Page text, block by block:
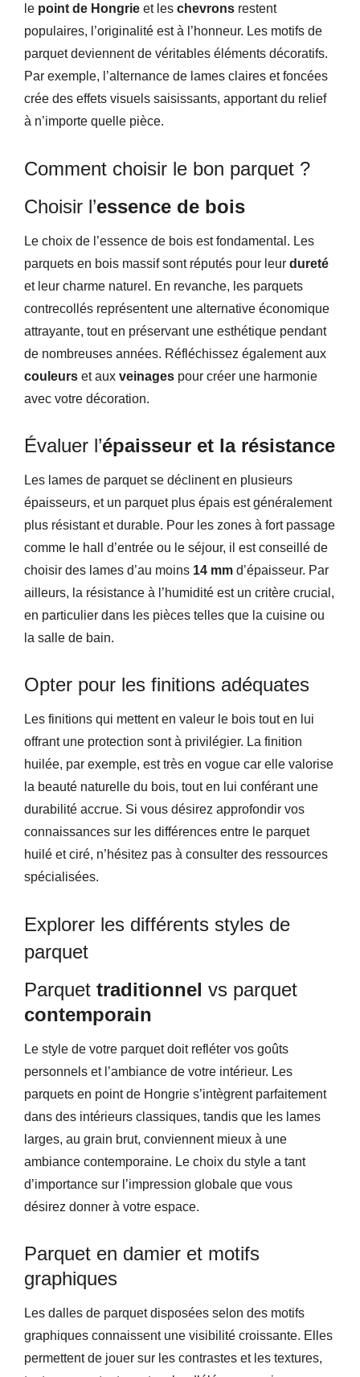
le point de Hongrie et les chevrons restent
populaires, l’originalité est à l’honneur. Les motifs de
parquet deviennent de véritables éléments décoratifs.
Par exemple, l’alternance de lames claires et foncées
crée des effets visuels saisissants, apportant du relief
à n’importe quelle pièce.
Comment choisir le bon parquet ?
Choisir l’essence de bois
Le choix de l’essence de bois est fondamental. Les
parquets en bois massif sont réputés pour leur dureté
et leur charme naturel. En revanche, les parquets
contrecollés représentent une alternative économique
attrayante, tout en préservant une esthétique pendant
de nombreuses années. Réfléchissez également aux
couleurs et aux veinages pour créer une harmonie
avec votre décoration.
Évaluer l’épaisseur et la résistance
Les lames de parquet se déclinent en plusieurs
épaisseurs, et un parquet plus épais est généralement
plus résistant et durable. Pour les zones à fort passage
comme le hall d’entrée ou le séjour, il est conseillé de
choisir des lames d’au moins 14 mm d’épaisseur. Par
ailleurs, la résistance à l’humidité est un critère crucial,
en particulier dans les pièces telles que la cuisine ou
la salle de bain.
Opter pour les finitions adéquates
Les finitions qui mettent en valeur le bois tout en lui
offrant une protection sont à privilégier. La finition
huilée, par exemple, est très en vogue car elle valorise
la beauté naturelle du bois, tout en lui conférant une
durabilité accrue. Si vous désirez approfondir vos
connaissances sur les différences entre le parquet
huilé et ciré, n’hésitez pas à consulter des ressources
spécialisées.
Explorer les différents styles de
parquet
Parquet traditionnel vs parquet
contemporain
Le style de votre parquet doit refléter vos goûts
personnels et l’ambiance de votre intérieur. Les
parquets en point de Hongrie s’intègrent parfaitement
dans des intérieurs classiques, tandis que les lames
larges, au grain brut, conviennent mieux à une
ambiance contemporaine. Le choix du style a tant
d’importance sur l’impression globale que vous
désirez donner à votre espace.
Parquet en damier et motifs
graphiques
Les dalles de parquet disposées selon des motifs
graphiques connaissent une visibilité croissante. Elles
permettent de jouer sur les contrastes et les textures,